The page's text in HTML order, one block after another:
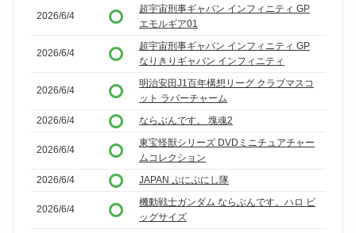
2026/6/4
超宇宙刑事ギャバン インフィニティ GP
エモルギア01
2026/6/4
超宇宙刑事ギャバン インフィニティ GP
なりきりギャバン インフィニティ
2026/6/4
明治安田J1百年構想リーグ クラブマスコ
ット ラバーチャーム
2026/6/4
ならぶんです。 塊魂2
2026/6/4
東宝怪獣シリーズ DVDミニチュアチャー
ムコレクション
2026/6/4
JAPAN ぷにぷにし隊
2026/6/4
機動戦士ガンダム ならぶんです。ハロ ビ
ッグサイズ